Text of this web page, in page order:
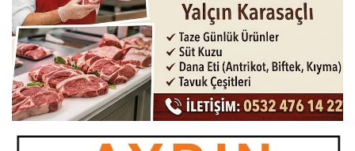
dururlar. Bana ceza kesilen kavşaktada
yaya kaldırımda duruyor oradakamerads
var ama itiraz etsem orada yayanın
durduğu anın fotoğrafı delil olacak hakim
itirazımı reddedecek ama o anın videosu
hakime sunulsa yayanın yaya geçidini hiç